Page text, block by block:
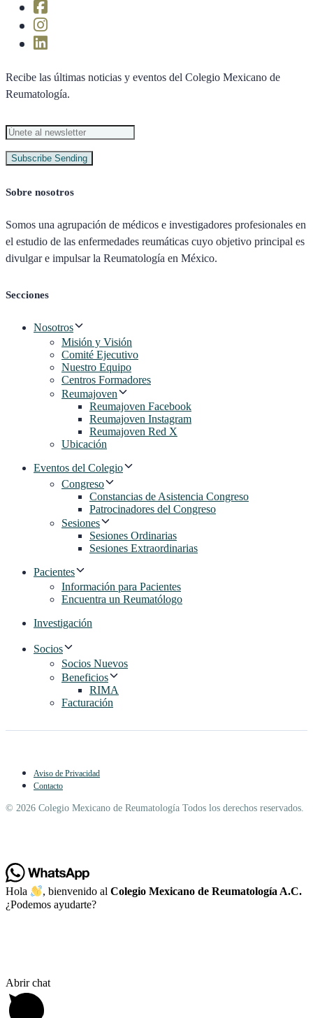
Recibe las últimas noticias y eventos del Colegio Mexicano de
Reumatología.
Subscribe Sending
Sobre nosotros
Somos una agrupación de médicos e investigadores profesionales en
el estudio de las enfermedades reumáticas cuyo objetivo principal es
divulgar e impulsar la Reumatología en México.
Secciones
Nosotros
Misión y Visión
Comité Ejecutivo
Nuestro Equipo
Centros Formadores
Reumajoven
Reumajoven Facebook
Reumajoven Instagram
Reumajoven Red X
Ubicación
Eventos del Colegio
Congreso
Constancias de Asistencia Congreso
Patrocinadores del Congreso
Sesiones
Sesiones Ordinarias
Sesiones Extraordinarias
Pacientes
Información para Pacientes
Encuentra un Reumatólogo
Investigación
Socios
Socios Nuevos
Beneficios
RIMA
Facturación
Aviso de Privacidad
Contacto
© 2026 Colegio Mexicano de Reumatología Todos los derechos reservados.
Hola , bienvenido alColegio Mexicano de Reumatología A.C.
¿Podemos ayudarte?
Abrir chat